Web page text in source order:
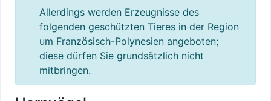
Allerdings werden Erzeugnisse des
folgenden geschützten Tieres in der Region
um Französisch-Polynesien angeboten;
diese dürfen Sie grundsätzlich nicht
mitbringen.